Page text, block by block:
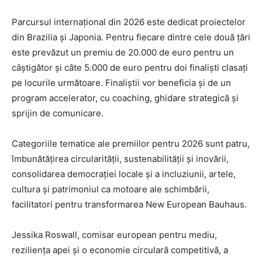
Parcursul internațional din 2026 este dedicat proiectelor
din Brazilia și Japonia. Pentru fiecare dintre cele două țări
este prevăzut un premiu de 20.000 de euro pentru un
câștigător și câte 5.000 de euro pentru doi finaliști clasați
pe locurile următoare. Finaliștii vor beneficia și de un
program accelerator, cu coaching, ghidare strategică și
sprijin de comunicare.
Categoriile tematice ale premiilor pentru 2026 sunt patru,
îmbunătățirea circularității, sustenabilității și inovării,
consolidarea democrației locale și a incluziunii, artele,
cultura și patrimoniul ca motoare ale schimbării,
facilitatori pentru transformarea New European Bauhaus.
Jessika Roswall, comisar european pentru mediu,
reziliența apei și o economie circulară competitivă, a